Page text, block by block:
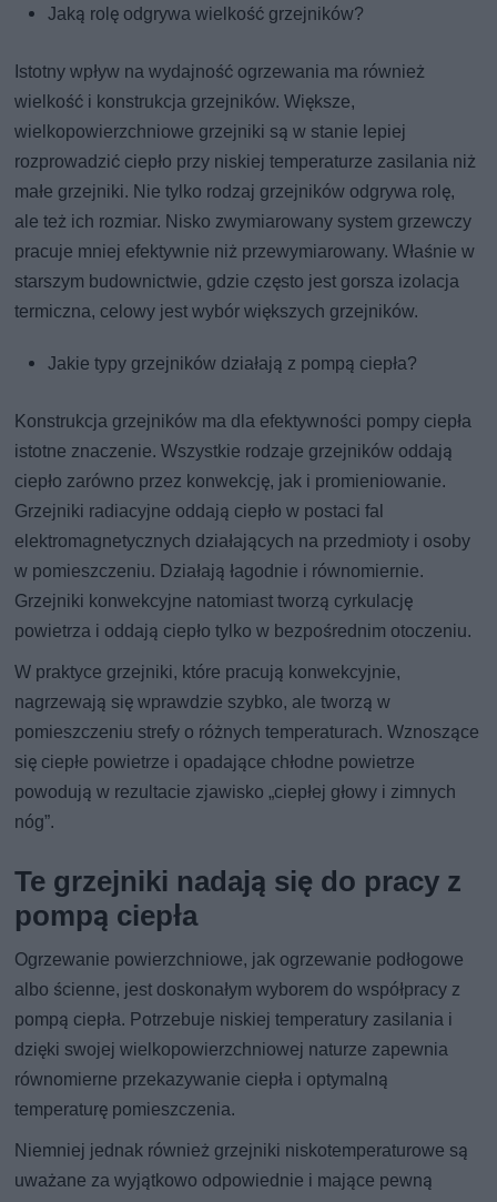
Jaką rolę odgrywa wielkość grzejników?
Istotny wpływ na wydajność ogrzewania ma również
wielkość i konstrukcja grzejników. Większe,
wielkopowierzchniowe grzejniki są w stanie lepiej
rozprowadzić ciepło przy niskiej temperaturze zasilania niż
małe grzejniki. Nie tylko rodzaj grzejników odgrywa rolę,
ale też ich rozmiar. Nisko zwymiarowany system grzewczy
pracuje mniej efektywnie niż przewymiarowany. Właśnie w
starszym budownictwie, gdzie często jest gorsza izolacja
termiczna, celowy jest wybór większych grzejników.
Jakie typy grzejników działają z pompą ciepła?
Konstrukcja grzejników ma dla efektywności pompy ciepła
istotne znaczenie. Wszystkie rodzaje grzejników oddają
ciepło zarówno przez konwekcję, jak i promieniowanie.
Grzejniki radiacyjne oddają ciepło w postaci fal
elektromagnetycznych działających na przedmioty i osoby
w pomieszczeniu. Działają łagodnie i równomiernie.
Grzejniki konwekcyjne natomiast tworzą cyrkulację
powietrza i oddają ciepło tylko w bezpośrednim otoczeniu.
W praktyce grzejniki, które pracują konwekcyjnie,
nagrzewają się wprawdzie szybko, ale tworzą w
pomieszczeniu strefy o różnych temperaturach. Wznoszące
się ciepłe powietrze i opadające chłodne powietrze
powodują w rezultacie zjawisko „ciepłej głowy i zimnych
nóg”.
Te grzejniki nadają się do pracy z
pompą ciepła
Ogrzewanie powierzchniowe, jak ogrzewanie podłogowe
albo ścienne, jest doskonałym wyborem do współpracy z
pompą ciepła. Potrzebuje niskiej temperatury zasilania i
dzięki swojej wielkopowierzchniowej naturze zapewnia
równomierne przekazywanie ciepła i optymalną
temperaturę pomieszczenia.
Niemniej jednak również grzejniki niskotemperaturowe są
uważane za wyjątkowo odpowiednie i mające pewną